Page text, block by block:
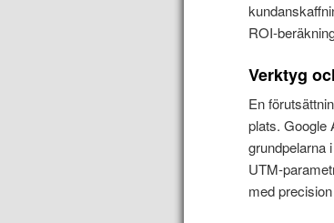
ROI-
Verktyg
En
plats. Google
grundpelarna
UTM-
med